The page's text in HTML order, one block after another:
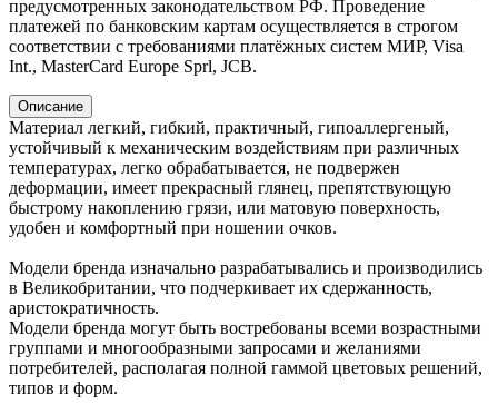
предусмотренных законодательством РФ. Проведение
платежей по банковским картам осуществляется в строгом
соответствии с требованиями платёжных систем МИР, Visa
Int., MasterCard Europe Sprl, JCB.
Описание
Материал легкий, гибкий, практичный, гипоаллергеный,
устойчивый к механическим воздействиям при различных
температурах, легко обрабатывается, не подвержен
деформации, имеет прекрасный глянец, препятствующую
быстрому накоплению грязи, или матовую поверхность,
удобен и комфортный при ношении очков.
Модели бренда изначально разрабатывались и производились
в Великобритании, что подчеркивает их сдержанность,
аристократичность.
Модели бренда могут быть востребованы всеми возрастными
группами и многообразными запросами и желаниями
потребителей, располагая полной гаммой цветовых решений,
типов и форм.